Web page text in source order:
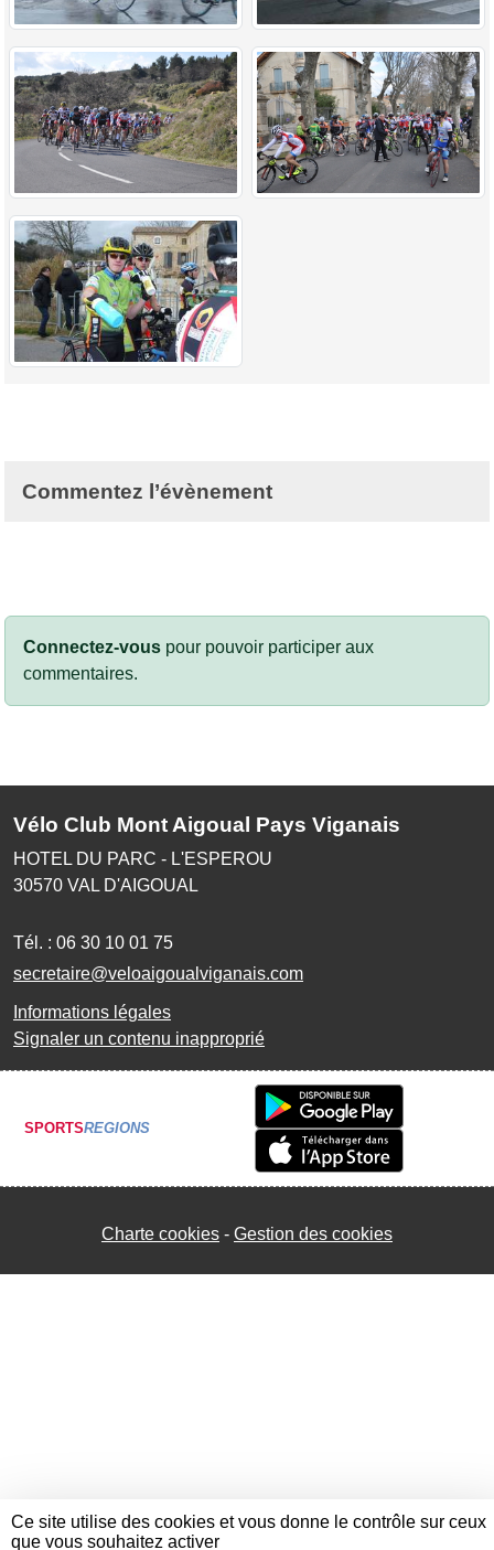
Commentez l’évènement
Connectez-vous pour pouvoir participer aux
commentaires.
Vélo Club Mont Aigoual Pays Viganais
HOTEL DU PARC - L'ESPEROU
30570 VAL D'AIGOUAL
Tél. : 06 30 10 01 75
secretaire@veloaigoualviganais.com
Informations légales
Signaler un contenu inapproprié
SPORTSREGIONS
Charte cookies Gestion des cookies
Ce site utilise des cookies et vous donne le contrôle sur ceux
que vous souhaitez activer